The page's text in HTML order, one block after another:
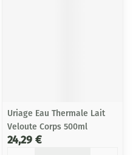
Uriage Eau Thermale Lait
Veloute Corps 500ml
24,29 €